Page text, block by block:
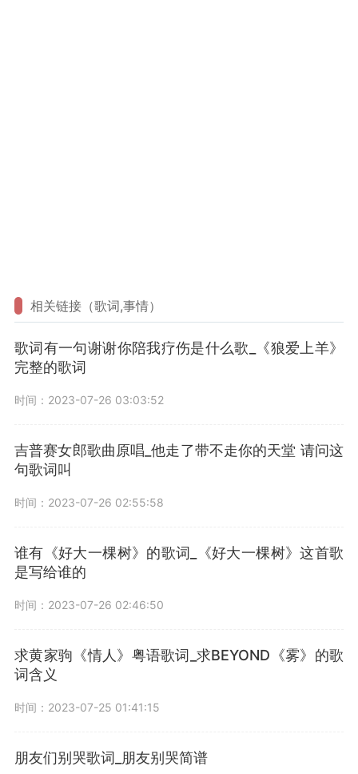
相关链接（歌词,事情）
歌词有一句谢谢你陪我疗伤是什么歌_《狼爱上羊》
完整的歌词
时间：2023-07-26 03:03:52
吉普赛女郎歌曲原唱_他走了带不走你的天堂 请问这
句歌词叫
时间：2023-07-26 02:55:58
谁有《好大一棵树》的歌词_《好大一棵树》这首歌
是写给谁的
时间：2023-07-26 02:46:50
求黄家驹《情人》粤语歌词_求BEYOND《雾》的歌
词含义
时间：2023-07-25 01:41:15
朋友们别哭歌词_朋友别哭简谱